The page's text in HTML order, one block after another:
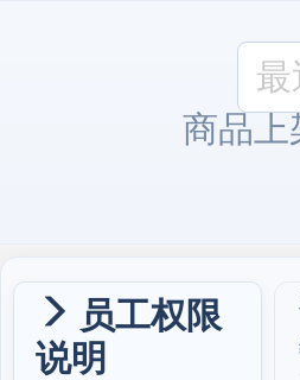
商品上
员工权限
说明